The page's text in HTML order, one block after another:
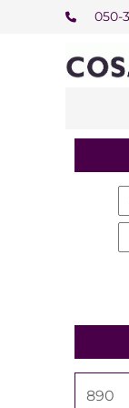
050-